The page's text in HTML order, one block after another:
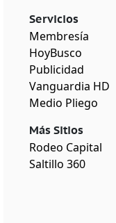
Servicios
Membresía
HoyBusco
Publicidad
Vanguardia HD
Medio Pliego
Más Sitios
Rodeo Capital
Saltillo 360